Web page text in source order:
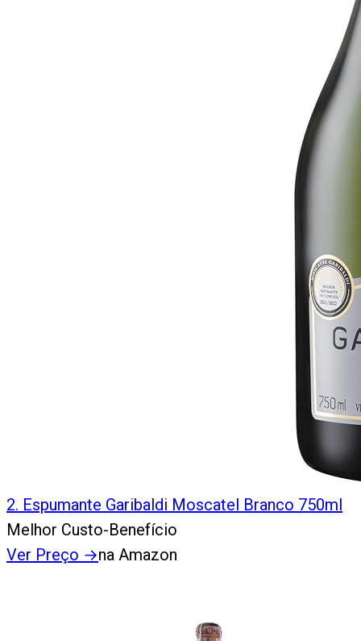
2. Espumante Garibaldi Moscatel Branco 750ml
Melhor Custo-Benefício
Ver Preço →na Amazon